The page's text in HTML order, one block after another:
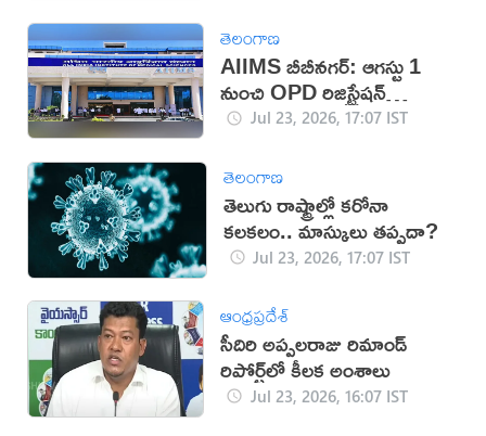
తెలంగాణ
AIIMS బీబీనగర్: ఆగస్టు 1
నుంచి OPD రిజిస్ట్రేషన్
సమయాల్లో మార్పు
Jul 23, 2026, 17:07 IST
తెలంగాణ
తెలుగు రాష్ట్రాల్లో కరోనా
కలకలం.. మాస్కులు తప్పదా?
Jul 23, 2026, 17:07 IST
ఆంధ్రప్రదేశ్
సీదిరి అప్పలరాజు రిమాండ్‌
రిపోర్ట్‌లో కీలక అంశాలు
Jul 23, 2026, 16:07 IST